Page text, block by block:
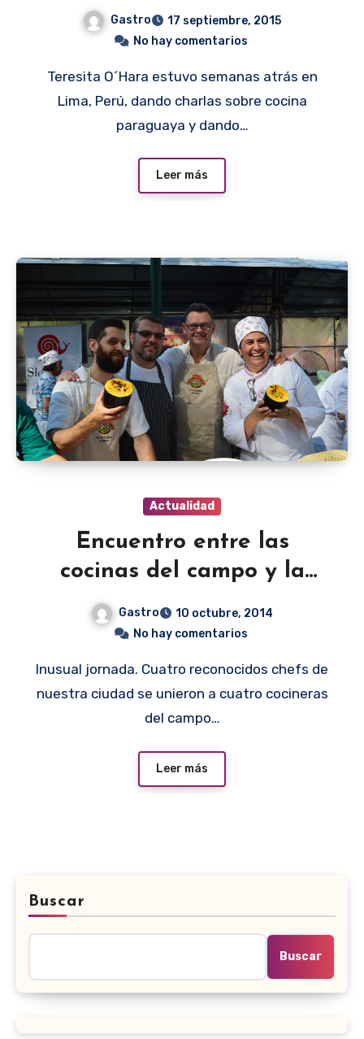
Gastro
17 septiembre, 2015
No hay comentarios
Teresita O´Hara estuvo semanas atrás en
Lima, Perú, dando charlas sobre cocina
paraguaya y dando…
Leer más
Actualidad
Encuentro entre las
cocinas del campo y la
Gastro
10 octubre, 2014
No hay comentarios
Inusual jornada. Cuatro reconocidos chefs de
nuestra ciudad se unieron a cuatro cocineras
del campo…
Leer más
Buscar
Buscar